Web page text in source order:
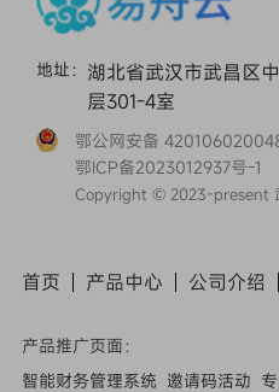
地址： 湖北省武汉市武昌区
层301-4室
鄂公网安备
鄂ICP备2023012937号-1
Copyright © 2023-present
首页 产品中心 公司介绍
产品推广页面：
智能财务管理系统 邀请码活动